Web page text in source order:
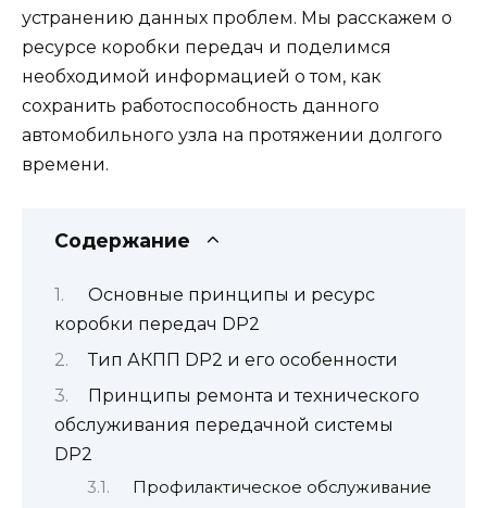
устранению данных проблем. Мы расскажем о
ресурсе коробки передач и поделимся
необходимой информацией о том, как
сохранить работоспособность данного
автомобильного узла на протяжении долгого
времени.
Содержание
Основные принципы и ресурс
коробки передач DP2
Тип АКПП DP2 и его особенности
Принципы ремонта и технического
обслуживания передачной системы
DP2
Профилактическое обслуживание